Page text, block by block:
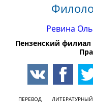
Ревина
Пензенский филиал
ПЕРЕВОД